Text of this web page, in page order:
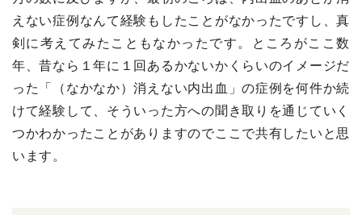
えない症例なんて経験もしたことがなかったですし、真
剣に考えてみたこともなかったです。ところがここ数
年、昔なら１年に１回あるかないかくらいのイメージだ
った「（なかなか）消えない内出血」の症例を何件か続
けて経験して、そういった方への聞き取りを通じていく
つかわかったことがありますのでここで共有したいと思
います。